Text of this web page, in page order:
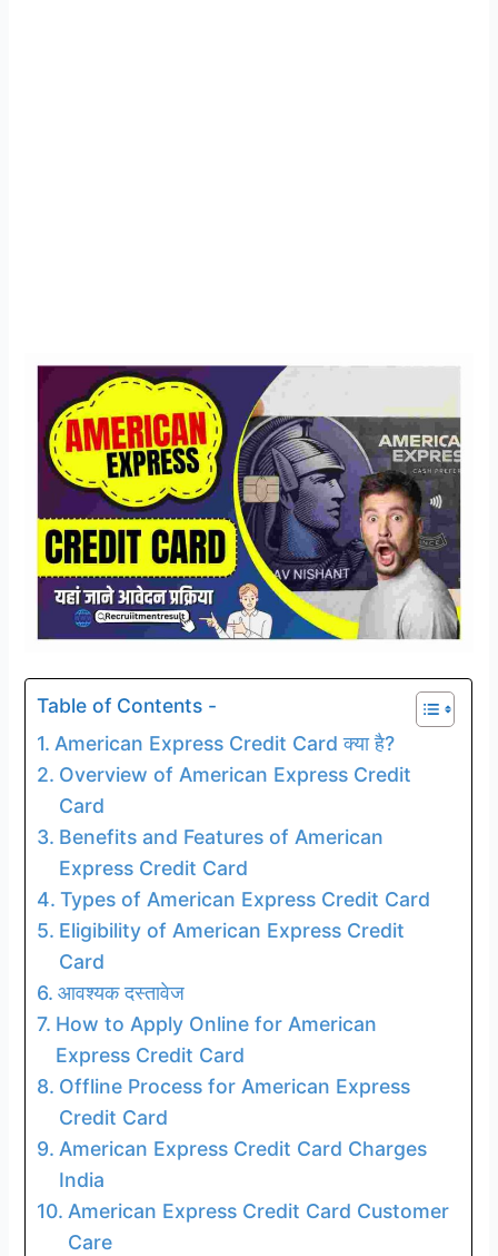
Table of Contents -
American Express Credit Card क्या है?
Overview of American Express Credit
Card
Benefits and Features of American
Express Credit Card
Types of American Express Credit Card
Eligibility of American Express Credit
Card
आवश्यक दस्तावेज
How to Apply Online for American
Express Credit Card
Offline Process for American Express
Credit Card
American Express Credit Card Charges
India
American Express Credit Card Customer
Care